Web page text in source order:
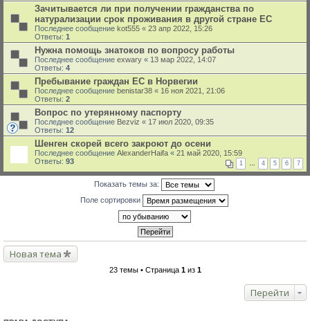
Зачитывается ли при получении гражданства по
натурализации срок проживания в другой стране ЕС
Последнее сообщение kot555 « 23 апр 2022, 15:26
Ответы: 1
Нужна помощь знатоков по вопросу работы
Последнее сообщение exwary « 13 мар 2022, 14:07
Ответы: 4
Пребывание граждан ЕС в Норвегии
Последнее сообщение benistar38 « 16 ноя 2021, 21:06
Ответы: 2
Вопрос по утерянному паспорту
Последнее сообщение Bezviz « 17 июл 2020, 09:35
Ответы: 12
Шенген скорей всего закроют до осени
Последнее сообщение AlexanderHaifa « 21 май 2020, 15:59
Ответы: 93 1 … 4 5 6 7
Показать темы за:
Поле сортировки
Новая тема
23 темы • Страница 1из 1
Перейти